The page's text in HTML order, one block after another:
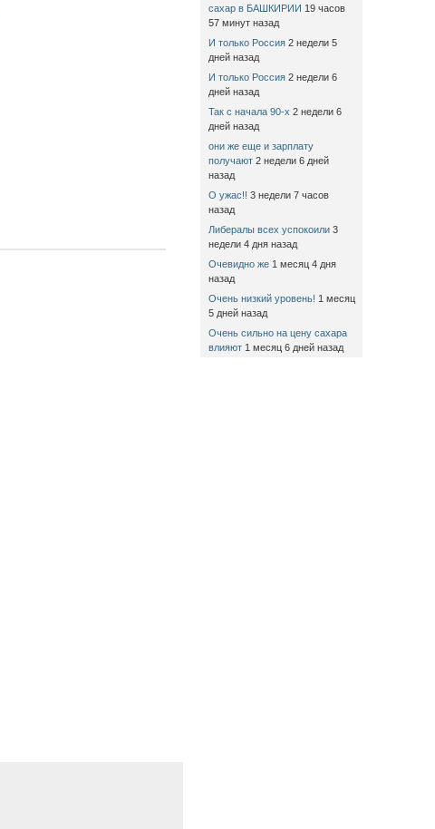
сахар в БАШКИРИИ 19 часов
57 минут назад
И только Россия 2 недели 5
дней назад
И только Россия 2 недели 6
дней назад
Так с начала 90-х 2 недели 6
дней назад
они же еще и зарплату
получают 2 недели 6 дней
назад
О ужас!! 3 недели 7 часов
назад
Либералы всех успокоили 3
недели 4 дня назад
Очевидно же 1 месяц 4 дня
назад
Очень низкий уровень! 1 месяц
5 дней назад
Очень сильно на цену сахара
влияют 1 месяц 6 дней назад